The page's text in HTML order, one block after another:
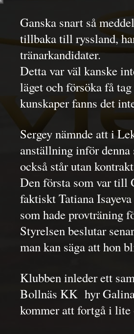
Ganska snart så
tillbaka till ryssland,
tränarkandidater.
Detta var väl kanske
läget och försöka få
kunskaper fanns det
Sergey nämnde att i
anställning inför denna
också står utan
Den första som var till
faktiskt Tatiana
som hade provträning
Styrelsen beslutar
man kan säga att hon
Klubben inleder ett
Bollnäs KK hyr
kommer att fortgå i lite